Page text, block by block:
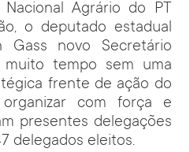
Agrário do PT
o deputado estadual
Gass novo Secretário
muito tempo sem uma
frente de ação do
com força e
presentes delegações
delegados eleitos.